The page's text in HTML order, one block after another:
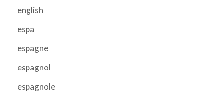
english
espa
espagne
espagnol
espagnole